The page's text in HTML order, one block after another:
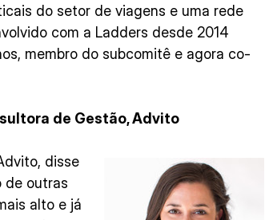
do setor de viagens e uma rede
com a Ladders desde 2014
membro do subcomitê e agora co-
de Gestão, Advito
disse
de outras
alto e já